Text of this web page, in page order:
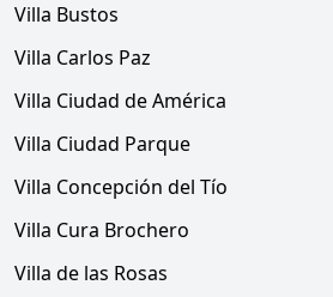
Villa Bustos
Villa Carlos Paz
Villa Ciudad de América
Villa Ciudad Parque
Villa Concepción del Tío
Villa Cura Brochero
Villa de las Rosas